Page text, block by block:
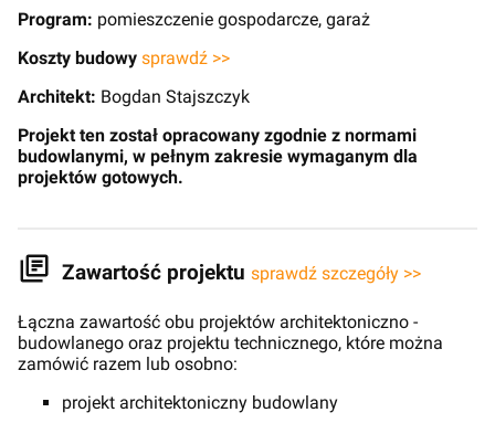
Program: pomieszczenie gospodarcze, garaż
Koszty budowy sprawdź >>
Architekt: Bogdan Stajszczyk
Projekt ten został opracowany zgodnie z normami
budowlanymi, w pełnym zakresie wymaganym dla
projektów gotowych.
Zawartość projektu sprawdź szczegóły >>
Łączna zawartość obu projektów architektoniczno -
budowlanego oraz projektu technicznego, które można
zamówić razem lub osobno:
projekt architektoniczny budowlany